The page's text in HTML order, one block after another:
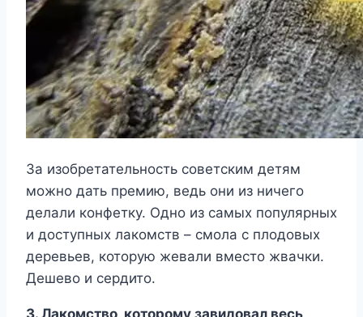
За изобретательность советским детям
можно дать премию, ведь они из ничего
делали конфетку. Одно из самых популярных
и доступных лакомств – смола с плодовых
деревьев, которую жевали вместо жвачки.
Дешево и сердито.